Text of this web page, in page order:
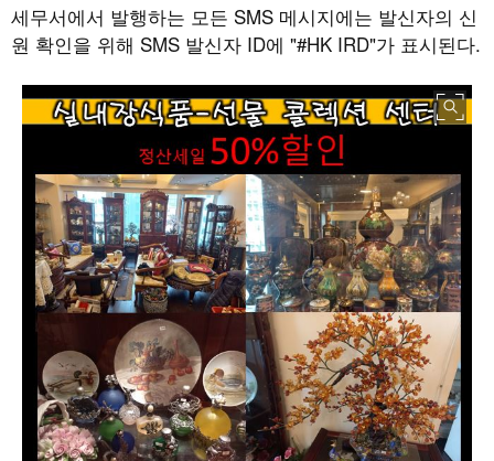
세무서에서 발행하는 모든 SMS 메시지에는 발신자의 신
원 확인을 위해 SMS 발신자 ID에 "#HK IRD"가 표시된다.